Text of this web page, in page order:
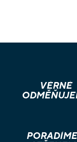
VĚRNÉ